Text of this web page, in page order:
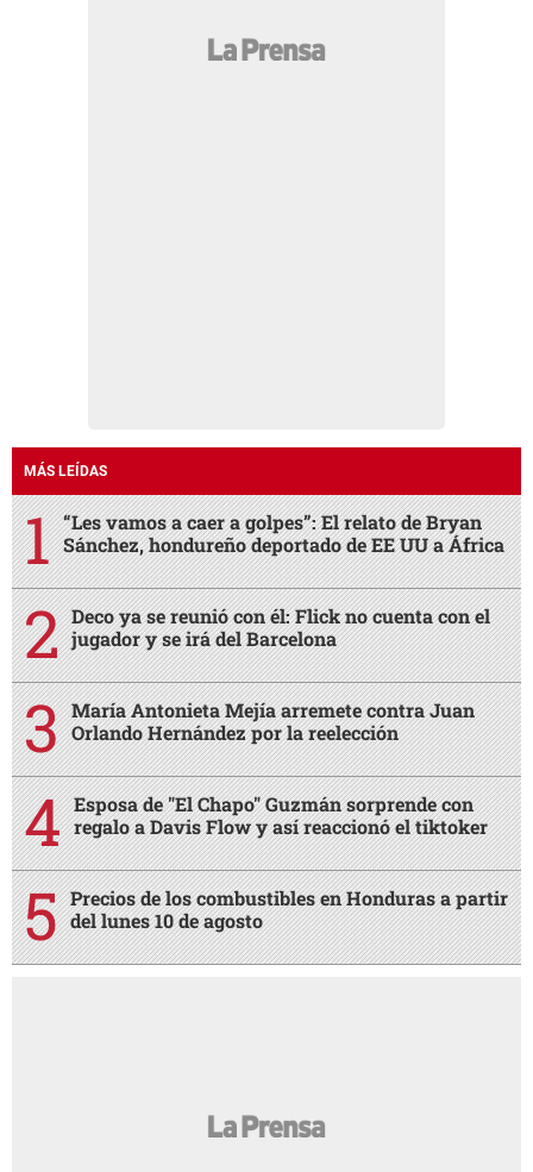
MÁS LEÍDAS
“Les vamos a caer a golpes”: El relato de Bryan
Sánchez, hondureño deportado de EE UU a África
Deco ya se reunió con él: Flick no cuenta con el
jugador y se irá del Barcelona
María Antonieta Mejía arremete contra Juan
Orlando Hernández por la reelección
Esposa de "El Chapo" Guzmán sorprende con
regalo a Davis Flow y así reaccionó el tiktoker
Precios de los combustibles en Honduras a partir
del lunes 10 de agosto